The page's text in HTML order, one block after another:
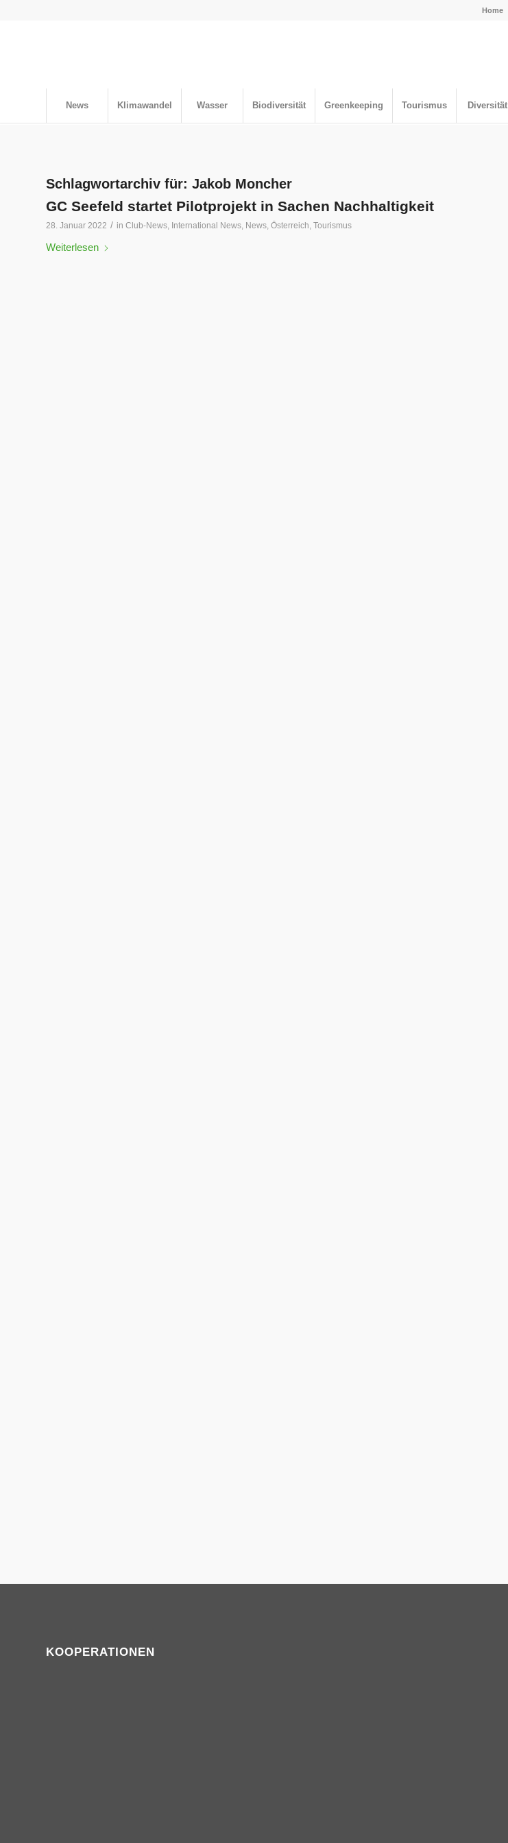
Home
News Klimawandel Wasser Biodiversität Greenkeeping Tourismus Diversität
Schlagwortarchiv für: Jakob Moncher
GC Seefeld startet Pilotprojekt in Sachen Nachhaltigkeit
28. Januar 2022 / in Club-News, International News, News, Österreich, Tourismus
Weiterlesen
KOOPERATIONEN